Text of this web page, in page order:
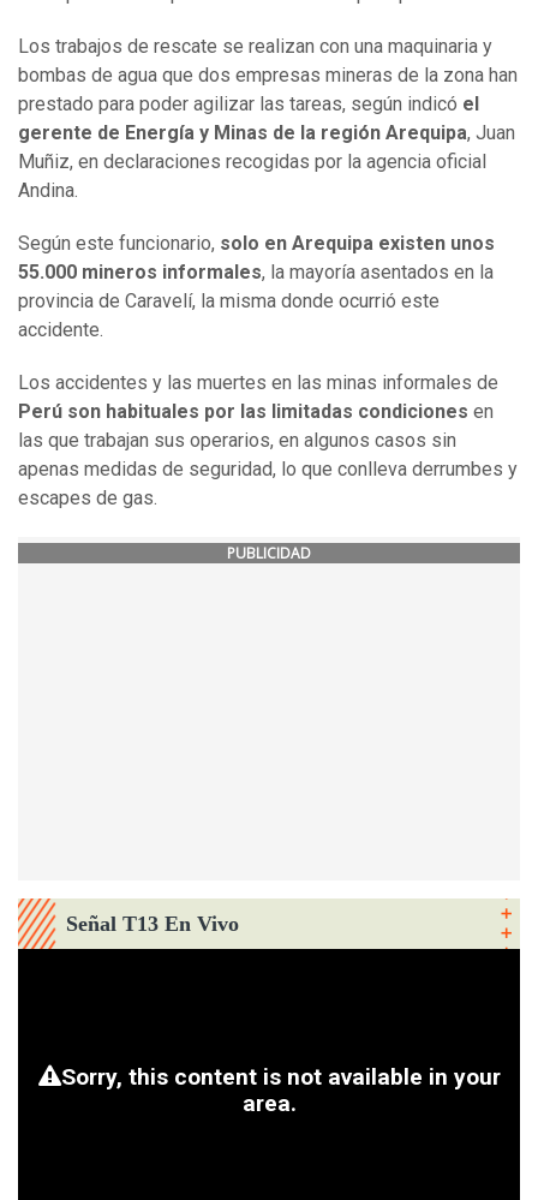
Los trabajos de rescate se realizan con una maquinaria y
bombas de agua que dos empresas mineras de la zona han
prestado para poder agilizar las tareas, según indicó el
gerente de Energía y Minas de la región Arequipa, Juan
Muñiz, en declaraciones recogidas por la agencia oficial
Andina.
Según este funcionario, solo en Arequipa existen unos
55.000 mineros informales, la mayoría asentados en la
provincia de Caravelí, la misma donde ocurrió este
accidente.
Los accidentes y las muertes en las minas informales de
Perú son habituales por las limitadas condiciones en
las que trabajan sus operarios, en algunos casos sin
apenas medidas de seguridad, lo que conlleva derrumbes y
escapes de gas.
PUBLICIDAD
Señal T13 En Vivo